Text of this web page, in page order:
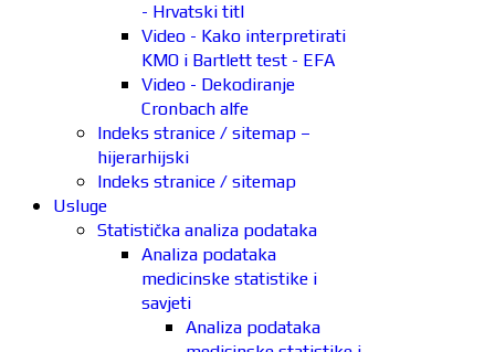
- Hrvatski titl
Video - Kako interpretirati
KMO i Bartlett test - EFA
Video - Dekodiranje
Cronbach alfe
Indeks stranice / sitemap –
hijerarhijski
Indeks stranice / sitemap
Usluge
Statistička analiza podataka
Analiza podataka
medicinske statistike i
savjeti
Analiza podataka